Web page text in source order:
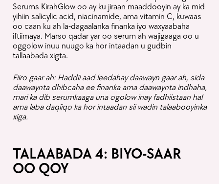
All Products
New Products
Best Seller
Serums KirahGlow oo ay ku jiraan maaddooyin ay ka mid
yihiin salicylic acid, niacinamide, ama vitamin C, kuwaas
oo caan ku ah la-dagaalanka finanka iyo waxyaabaha
iftiimaya. Marso qadar yar oo serum ah wajigaaga oo u
oggolow inuu nuugo ka hor intaadan u gudbin
tallaabada xigta.
Fiiro gaar ah: Haddii aad leedahay daawayn gaar ah, sida
daawaynta dhibcaha ee finanka ama daawaynta indhaha,
mari ka dib serumkaaga una ogolow inay fadhiistaan ​​hal
ama laba daqiiqo ka hor intaadan sii wadin talaabooyinka
xiga.
TALAABADA 4: BIYO-SAAR
OO QOY